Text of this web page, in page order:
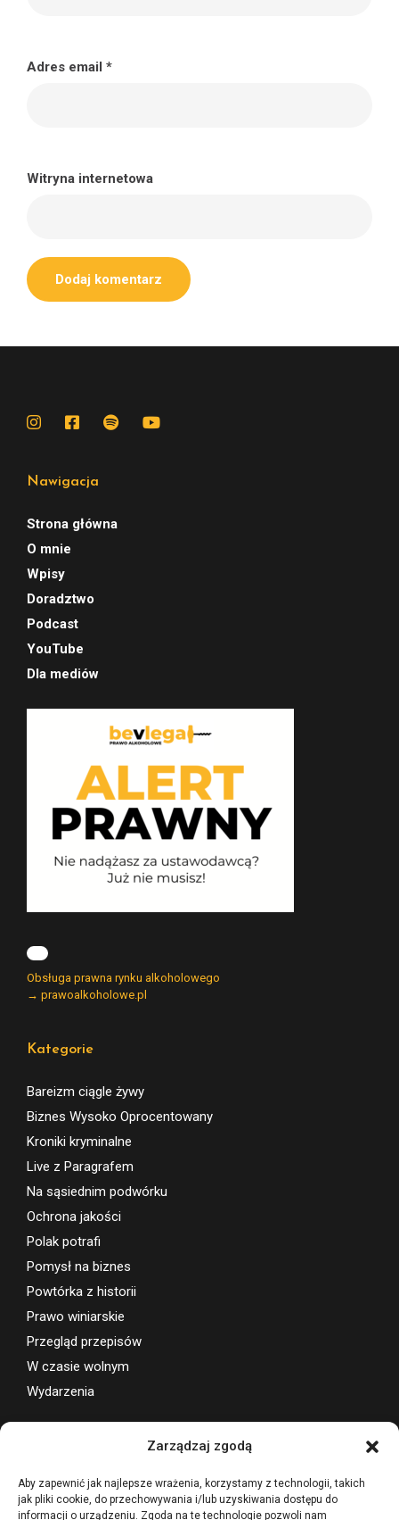
Zarządzaj zgodą
Aby zapewnić jak najlepsze wrażenia, korzystamy z technologii, takich
jak pliki cookie, do przechowywania i/lub uzyskiwania dostępu do
informacji o urządzeniu. Zgoda na te technologie pozwoli nam
Adres email *
Witryna internetowa
Nawigacja
Strona główna
O mnie
Wpisy
Doradztwo
Podcast
YouTube
Dla mediów
Kategorie
Bareizm ciągle żywy
Biznes Wysoko Oprocentowany
Kroniki kryminalne
Live z Paragrafem
Na sąsiednim podwórku
Ochrona jakości
Polak potrafi
Pomysł na biznes
Powtórka z historii
Prawo winiarskie
Przegląd przepisów
W czasie wolnym
Wydarzenia
Wsparcie projektu